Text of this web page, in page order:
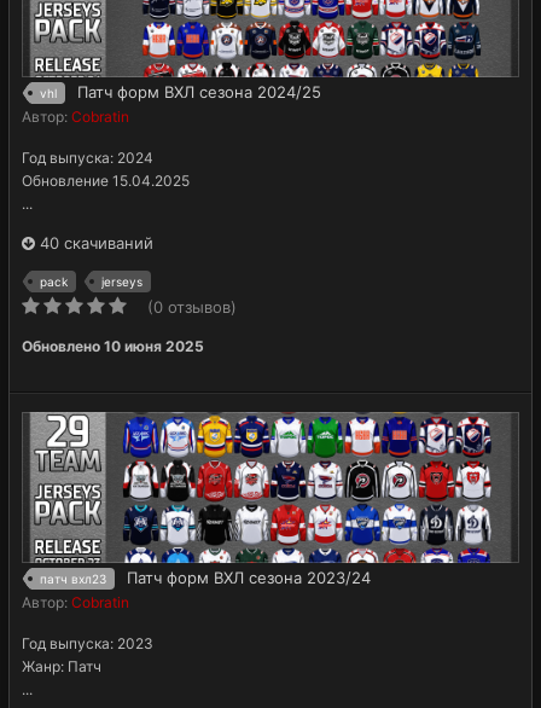
vhl Патч форм ВХЛ сезона 2024/25
Автор: Cobratin
Год выпуска: 2024
Обновление 15.04.2025
...
40 скачиваний
pack jerseys
(0 отзывов)
Обновлено 10 июня 2025
патч вхл23 Патч форм ВХЛ сезона 2023/24
Автор: Cobratin
Год выпуска: 2023
Жанр: Патч
...